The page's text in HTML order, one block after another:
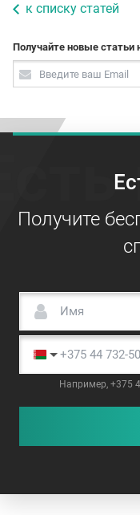
к списку статей
Получайте новые статьи
Получите
Например, +375